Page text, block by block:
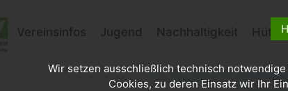
Vereinsinfos Jugend Nachhaltigkeit
Wir setzen ausschließlich technisch
Cookies, zu deren Einsatz wir Ihr